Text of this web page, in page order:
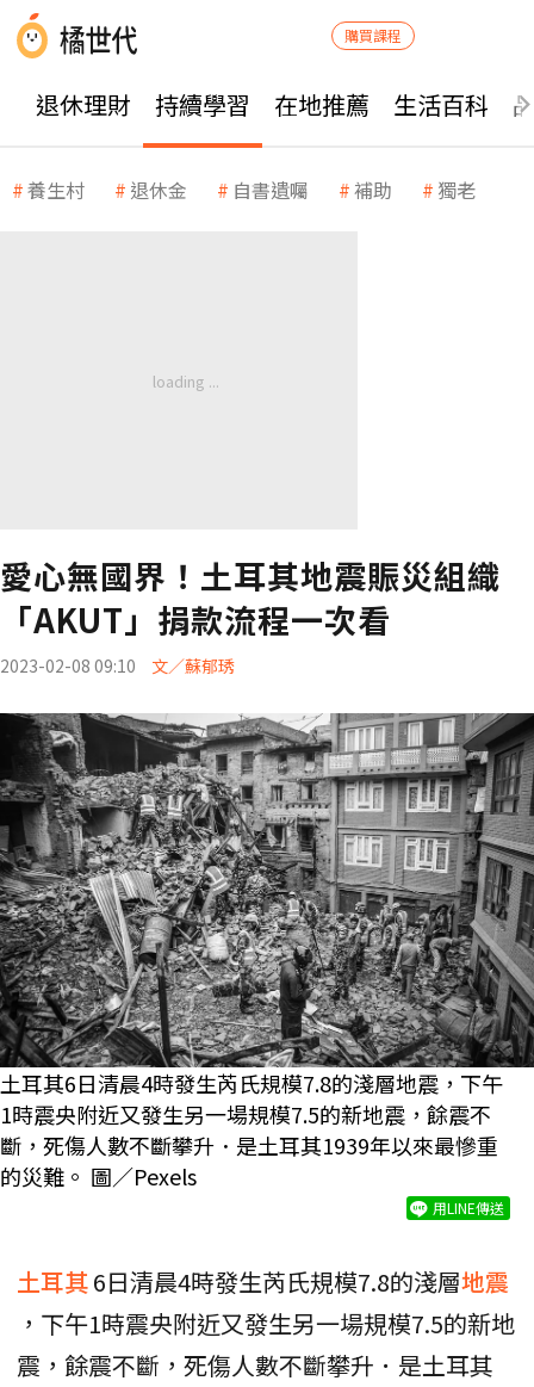
購買課程
退休理財 持續學習 在地推薦 生活百科
養生村 退休金 自書遺囑 補助 獨老
愛心無國界！土耳其地震賑災組織
「AKUT」捐款流程一次看
2023-02-08 09:10 文／蘇郁琇
土耳其6日清晨4時發生芮氏規模7.8的淺層地震，下午
1時震央附近又發生另一場規模7.5的新地震，餘震不
斷，死傷人數不斷攀升．是土耳其1939年以來最慘重
的災難。 圖／Pexels
用LINE傳送
土耳其6日清晨4時發生芮氏規模7.8的淺層地震
，下午1時震央附近又發生另一場規模7.5的新地
震，餘震不斷，死傷人數不斷攀升．是土耳其